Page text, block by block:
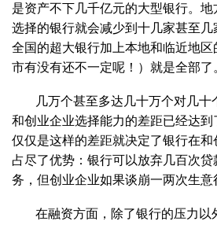
是资产不下几千亿元的大型银行。
选择的银行就会减少到十几家甚至
全国的超大银行加上本地和临近地
市有没有还不一定呢！）就是全部了
几万个甚至多达几十万个对几
和创业企业选择能力的差距已经达到
仅仅是这样的差距就决定了银行在
占尽了优势：银行可以放弃几百次
务，但创业企业如果谈崩一两次生意
在融资方面，除了银行的压力以